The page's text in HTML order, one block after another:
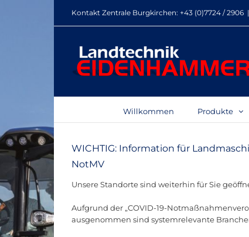
Kontakt Zentrale Burgkirchen: +43 (0)7724 / 2906 |
Willkommen Produkte
WICHTIG: Information für
NotMV
Unsere Standorte sind weiterhin für Sie
Aufgrund der „COVID-19-
ausgenommen sind systemrelevante